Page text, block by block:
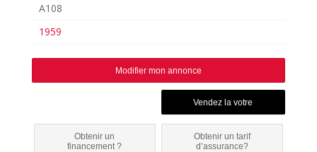
A108
1959
Modifier mon annonce
Obtenir un
financement ?
Obtenir un tarif
d’assurance?